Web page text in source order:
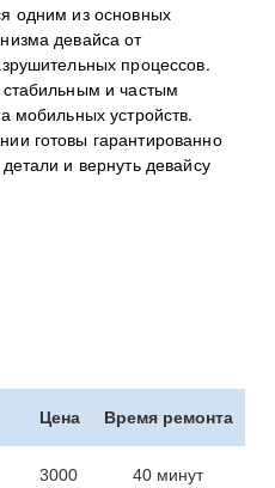
одним из основных
девайса от
процессов.
и частым
мобильных устройств.
готовы гарантированно
и вернуть девайсу
Цена Время ремонта
3000 40 минут